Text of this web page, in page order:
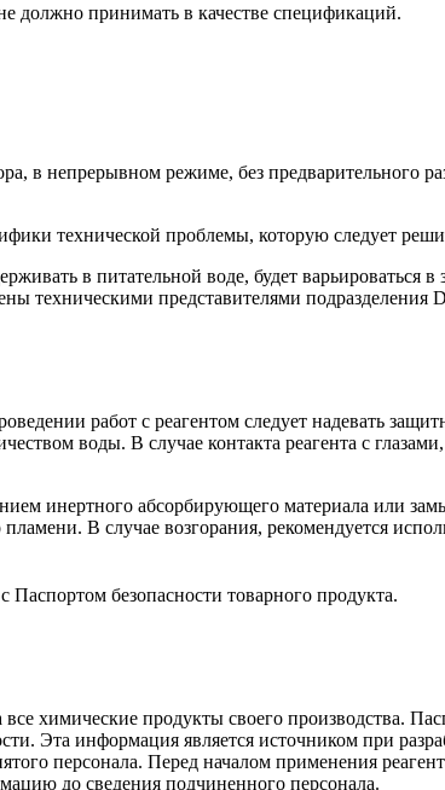
должно принимать в качестве спецификаций.
в непрерывном режиме, без предварительного
технической проблемы, которую следует
в питательной воде, будет варьироваться
техническими представителями подразделения
работ с реагентом следует надевать
воды. В случае контакта реагента с
инертного абсорбирующего материала или
В случае возгорания, рекомендуется
Паспортом безопасности товарного продукта.
химические продукты своего производства.
Эта информация является источником при
персонала. Перед началом применения
до сведения подчиненного персонала.